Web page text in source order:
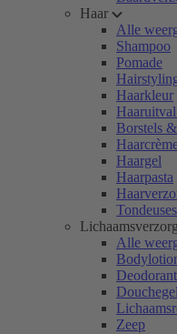
Haar
Alle
Shampoo
Pomade
Haarkleur
Borstels
Haargel
Haarpasta
Tondeuses
Alle
Zeep